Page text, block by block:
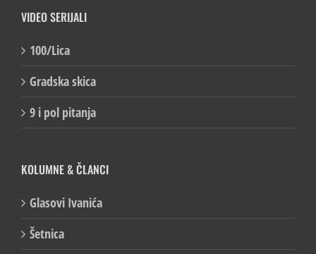
VIDEO SERIJALI
100/Lica
Gradska skica
9 i pol pitanja
KOLUMNE & ČLANCI
Glasovi Ivanića
Šetnica